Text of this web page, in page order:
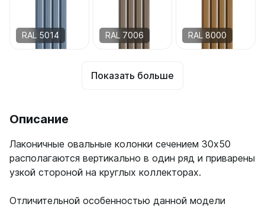
RAL 5014 RAL 7006 RAL 8000
Показать больше
Описание
Лаконичные овальные колонки сечением 30х50
располагаются вертикально в один ряд и приварены
узкой стороной на круглых коллекторах.
Отличительной особенностью данной модели